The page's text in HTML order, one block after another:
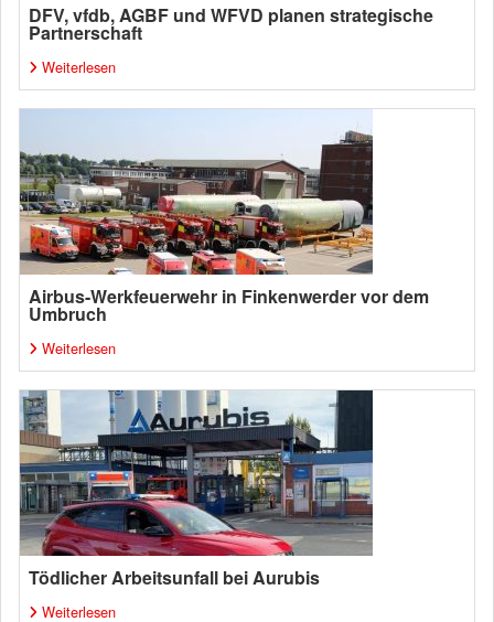
DFV, vfdb, AGBF und WFVD planen strategische
Partnerschaft
Weiterlesen
Airbus-Werkfeuerwehr in Finkenwerder vor dem
Umbruch
Weiterlesen
Tödlicher Arbeitsunfall bei Aurubis
Weiterlesen